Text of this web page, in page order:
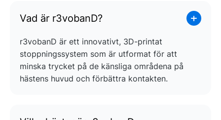
Vad är r3vobanD?
r3vobanD är ett innovativt, 3D-printat
stoppningssystem som är utformat för att
minska trycket på de känsliga områdena på
hästens huvud och förbättra kontakten.